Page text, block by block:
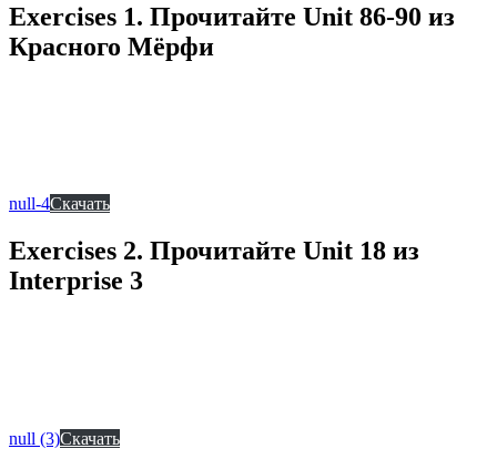
Exercises 1. Прочитайте Unit 86-90 из
Красного Мёрфи
null-4Скачать
Exercises 2. Прочитайте Unit 18 из
Interprise 3
null (3)Скачать